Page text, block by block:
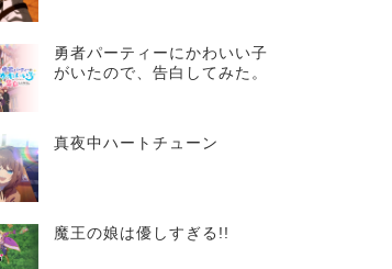
勇者パーティーにかわいい子
がいたので、告白してみた。
真夜中ハートチューン
魔王の娘は優しすぎる!!